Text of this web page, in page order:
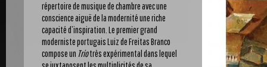
répertoire de musique de chambre avec une
conscience aiguë de la modernité une riche
capacité d’inspiration. Le premier grand
moderniste portugais Luiz de Freitas Branco
compose un Triotrès expérimental dans lequel